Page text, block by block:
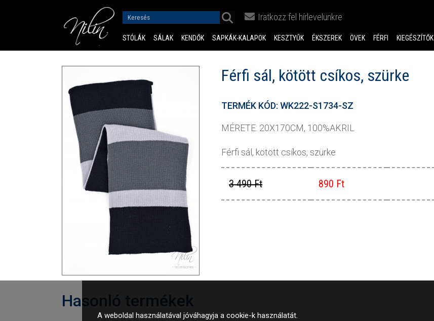
Iratkozz fel hírlevelünkre
STÓLÁK SÁLAK KENDŐK SAPKÁK-KALAPOK KESZTYŰK ÉKSZEREK ÖVEK FÉRFI KIEGÉSZÍTŐK
Férfi sál, kötött csíkos, szürke
TERMÉK KÓD: WK222-S1734-SZ
MÉRETE: 20X170CM, 100%AKRIL
Férfi sál, kötött csíkos, szürke
3 490 Ft 890 Ft
Hasonló termékek
A weboldal használatával jóváhagyja a cookie-k használatát.